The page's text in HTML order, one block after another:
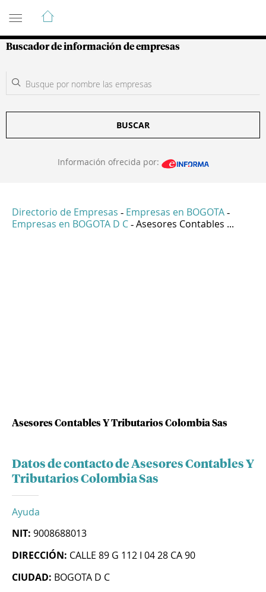
Guía de Empresas Colombianas
Buscador de información de empresas
BUSCAR
Información ofrecida por:
Directorio de Empresas - Empresas en BOGOTA -
Empresas en BOGOTA D C - Asesores Contables ...
Asesores Contables Y Tributarios Colombia Sas
Datos de contacto de Asesores Contables Y
Tributarios Colombia Sas
Ayuda
NIT: 9008688013
DIRECCIÓN: CALLE 89 G 112 I 04 28 CA 90
CIUDAD: BOGOTA D C